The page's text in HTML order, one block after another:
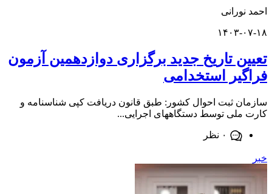
۱۸
تاریخ جدید برگزاری دوازدهمین آزمون
استخدامی
ثبت احوال کشور: طبق قانون دریافت کپی شناسنامه و
توسط دستگاههای اجرایی...
۰ نظر